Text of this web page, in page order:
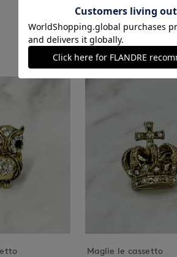
Maglie le cassetto